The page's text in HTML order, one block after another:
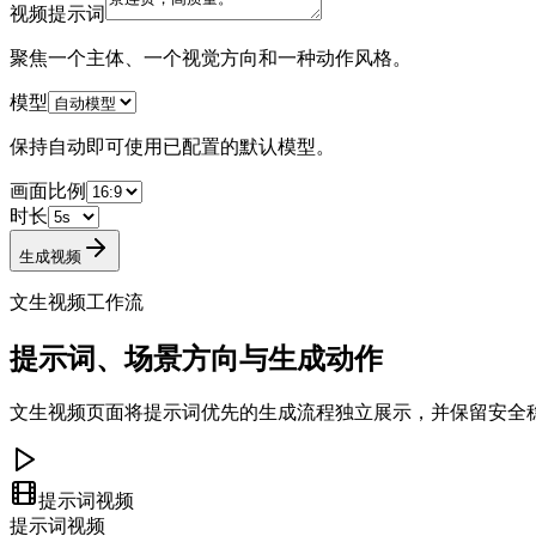
视频提示词
聚焦一个主体、一个视觉方向和一种动作风格。
模型
保持自动即可使用已配置的默认模型。
画面比例
时长
生成视频
文生视频工作流
提示词、场景方向与生成动作
文生视频页面将提示词优先的生成流程独立展示，并保留安全
提示词视频
提示词视频